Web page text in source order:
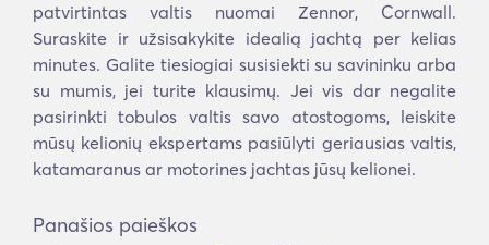
patvirtintas valtis nuomai Zennor, Cornwall.
Suraskite ir užsisakykite idealią jachtą per kelias
minutes. Galite tiesiogiai susisiekti su savininku arba
su mumis, jei turite klausimų. Jei vis dar negalite
pasirinkti tobulos valtis savo atostogoms, leiskite
mūsų kelionių ekspertams pasiūlyti geriausias valtis,
katamaranus ar motorines jachtas jūsų kelionei.
Panašios paieškos